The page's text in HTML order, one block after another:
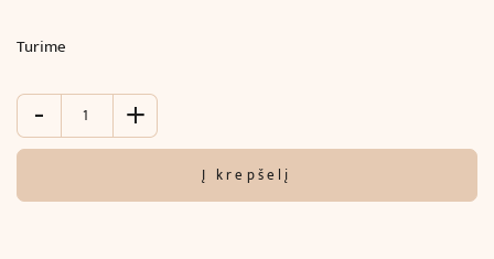
Turime
-
produkto
Ornamentinis
sienų
+
Į krepšelį